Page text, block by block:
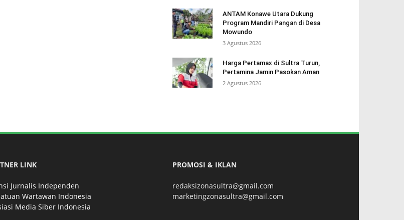
ANTAM Konawe Utara Dukung
Program Mandiri Pangan di Desa
Mowundo
3 Agustus 2026
Harga Pertamax di Sultra Turun,
Pertamina Jamin Pasokan Aman
2 Agustus 2026
LINK
Jurnalis Independen
Wartawan Indonesia
Media Siber Indonesia
PROMOSI & IKLAN
redaksizonasultra@gmail.com
marketingzonasultra@gmail.com